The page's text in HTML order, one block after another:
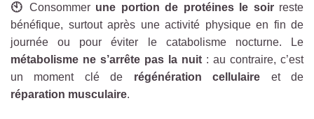
🕙 Consommer une portion de protéines le soirreste
bénéfique, surtout après une activité physique en fin de
journée ou pour éviter le catabolisme nocturne. Le
métabolisme ne s’arrête pas la nuit : au contraire, c’est
un moment clé de régénération cellulaire et de
réparation musculaire.